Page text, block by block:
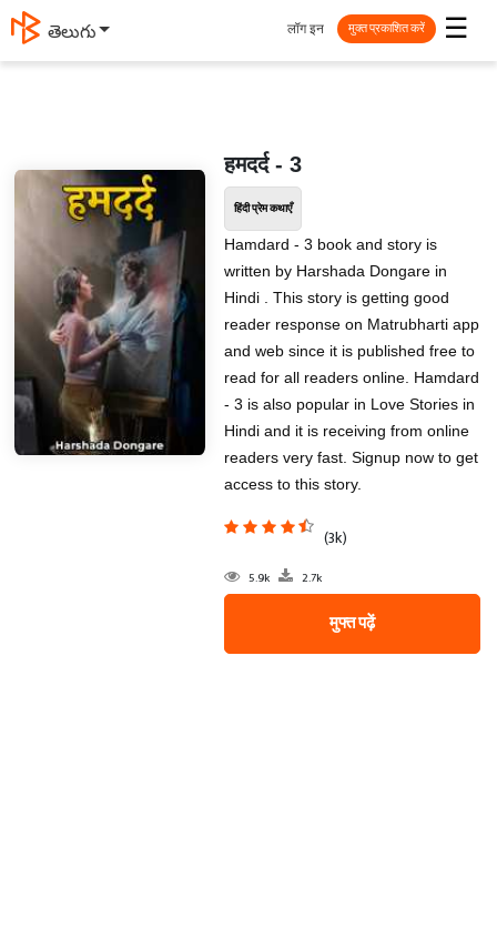
తెలుగు ☰
लॉग इन मुक्त प्रकाशित करें
हमदर्द - 3
हिंदी प्रेम कथाएँ
Hamdard - 3 book and story is
written by Harshada Dongare in
Hindi . This story is getting good
reader response on Matrubharti app
and web since it is published free to
read for all readers online. Hamdard
- 3 is also popular in Love Stories in
Hindi and it is receiving from online
readers very fast. Signup now to get
access to this story.
(3k)
5.9k 2.7k
मुफ्त पढ़ें